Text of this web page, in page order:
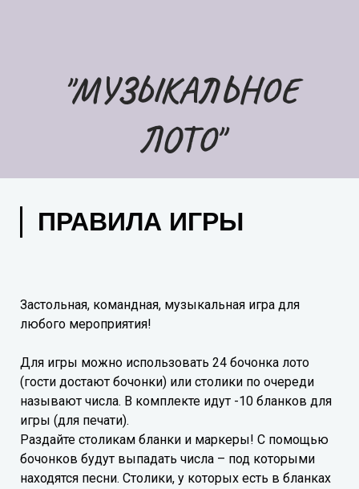
"МУЗЫКАЛЬНОЕ
ЛОТО"
ПРАВИЛА ИГРЫ
Застольная, командная, музыкальная игра для
любого мероприятия!
Для игры можно использовать 24 бочонка лото
(гости достают бочонки) или столики по очереди
называют числа. В комплекте идут -10 бланков для
игры (для печати).
Раздайте столикам бланки и маркеры! С помощью
бочонков будут выпадать числа – под которыми
находятся песни. Столики, у которых есть в бланках